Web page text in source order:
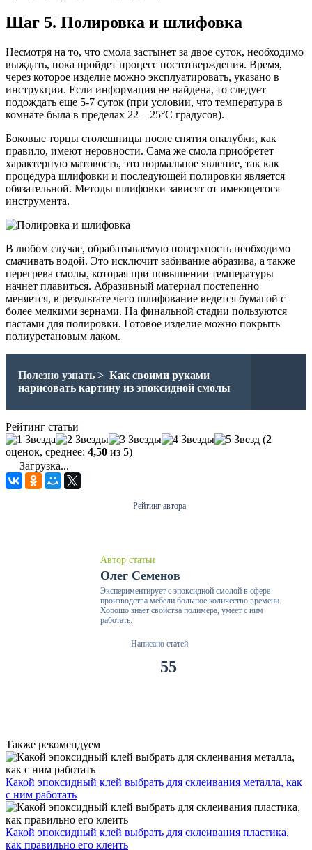
Шаг 5. Полировка и шлифовка
Несмотря на то, что смола застынет за двое суток, необходимо
выждать, пока пройдет процесс постотверждения. Время,
через которое изделие можно эксплуатировать, указано в
инструкции. Если информация не найдена, то следует
подождать еще 5-7 суток (при условии, что температура в
комнате была в пределах 22 – 25°C градусов).
Боковые торцы столешницы после снятия опалубки, как
правило, имеют неровности. Сама же смола приобретет
характерную матовость, это нормальное явление, так как
процедура шлифовки и последующей полировки является
обязательной. Методы шлифовки зависят от имеющегося
инструмента.
В любом случае, обрабатываемую поверхность необходимо
смачивать водой. Это исключит забивание абразива, а также
перегрева смолы, которая при повышении температуры
начнет плавиться. Абразивный материал постепенно
меняется, в результате чего шлифование ведется бумагой с
более мелкими зернами. На финальной стадии пользуются
пастами для полировки. Готовое изделие можно покрыть
полиуретановым лаком.
Полезно узнать > Как своими руками
нарисовать картину из эпоксидной смолы
Рейтинг статьи
(2
оценок, среднее: 4,50 из 5)
Загрузка...
Рейтинг автора
Автор статьи
Олег Семенов
Экспериментирует с эпоксидной смолой в сфере
производства мебели большое количество времени.
Хорошо знает свойства полимера, умеет с ним
работать.
Написано статей
55
Также рекомендуем
Какой эпоксидный клей выбрать для склеивания металла, как
с ним работать
Какой эпоксидный клей выбрать для склеивания пластика,
как правильно его клеить